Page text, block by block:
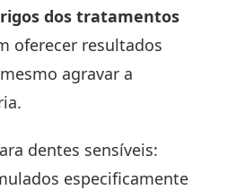
dos tratamentos
oferecer resultados
agravar a
dentes sensíveis:
especificamente